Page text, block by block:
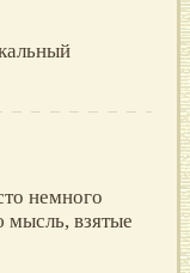
немного
взятые